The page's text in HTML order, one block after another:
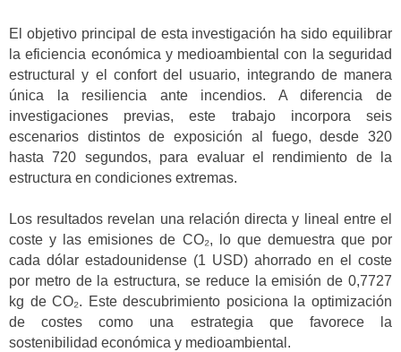
El objetivo principal de esta investigación ha sido equilibrar
la eficiencia económica y medioambiental con la seguridad
estructural y el confort del usuario, integrando de manera
única la resiliencia ante incendios. A diferencia de
investigaciones previas, este trabajo incorpora seis
escenarios distintos de exposición al fuego, desde 320
hasta 720 segundos, para evaluar el rendimiento de la
estructura en condiciones extremas.
Los resultados revelan una relación directa y lineal entre el
coste y las emisiones de CO₂, lo que demuestra que por
cada dólar estadounidense (1 USD) ahorrado en el coste
por metro de la estructura, se reduce la emisión de 0,7727
kg de CO₂. Este descubrimiento posiciona la optimización
de costes como una estrategia que favorece la
sostenibilidad económica y medioambiental.